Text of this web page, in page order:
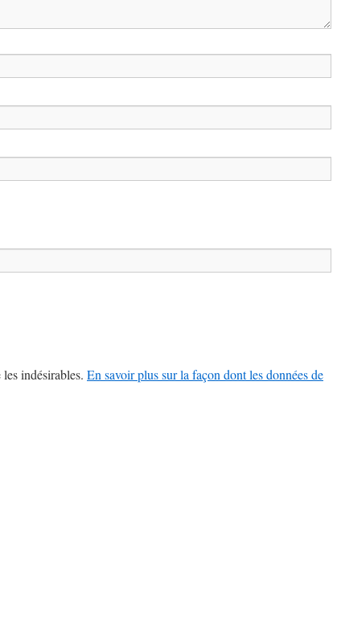
indésirables. En savoir plus sur la façon dont les données de